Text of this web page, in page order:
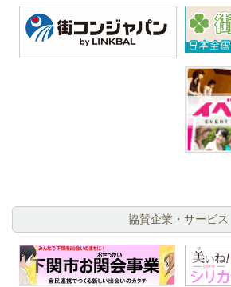
協賛企業・サービス